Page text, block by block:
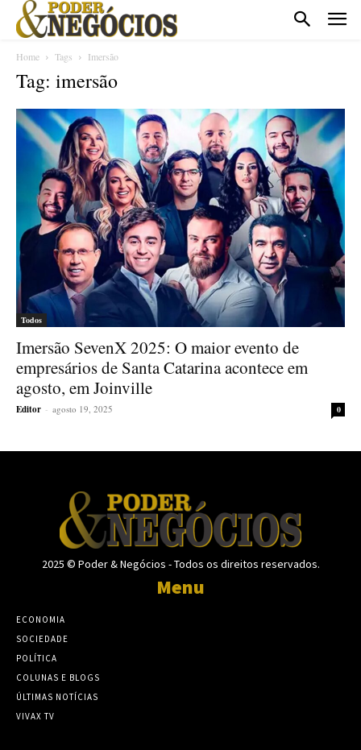
Home Tags Imersão
Tag: imersão
Todos
Imersão SevenX 2025: O maior evento de
empresários de Santa Catarina acontece em
agosto, em Joinville
Editor - agosto 19, 2025 0
2025 © Poder & Negócios - Todos os direitos reservados.
Menu
ECONOMIA
SOCIEDADE
POLÍTICA
COLUNAS E BLOGS
ÚLTIMAS NOTÍCIAS
VIVAX TV